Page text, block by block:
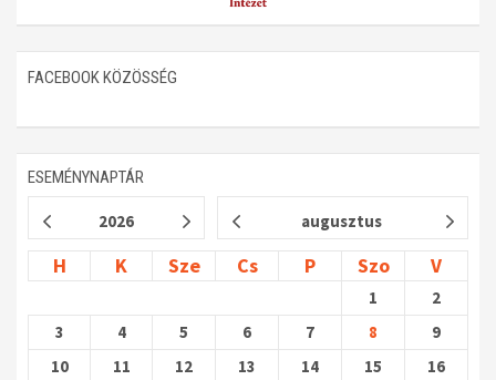
FACEBOOK KÖZÖSSÉG
ESEMÉNYNAPTÁR
2026 augusztus
H K Sze Cs P Szo V
1
2
3
4 5 6 7 8
9
10
11 12 13 14 15 16